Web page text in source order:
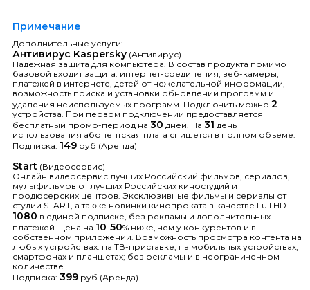
Примечание
Дополнительные услуги:
Антивирус Kaspersky (Антивирус)
Надежная защита для компьютера. В состав продукта помимо
базовой входит защита: интернет-соединения, веб-камеры,
платежей в интернете, детей от нежелательной информации,
возможность поиска и установки обновлений программ и
удаления неиспользуемых программ. Подключить можно 2
устройства. При первом подключении предоставляется
бесплатный промо-период на 30 дней. На 31 день
использования абонентская плата спишется в полном объеме.
Подписка: 149 руб (Аренда)
Start (Видеосервис)
Онлайн видеосервис лучших Российский фильмов, сериалов,
мультфильмов от лучших Российских киностудий и
продюсерских центров. Эксклюзивные фильмы и сериалы от
студии START, а также новинки кинопроката в качестве Full HD
1080 в единой подписке, без рекламы и дополнительных
платежей. Цена на 10-50% ниже, чем у конкурентов и в
собственном приложении. Возможность просмотра контента на
любых устройствах: на ТВ-приставке, на мобильных устройствах,
смартфонах и планшетах; без рекламы и в неограниченном
количестве.
Подписка: 399 руб (Аренда)